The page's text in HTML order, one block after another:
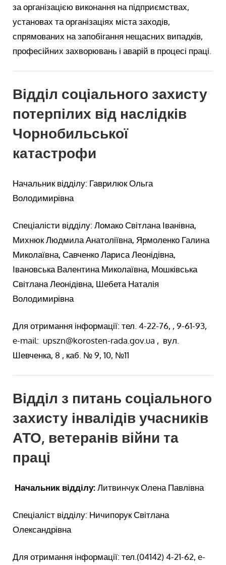
за організацією виконання на підприємствах,
установах та організаціях міста заходів,
спрямованих на запобігання нещасних випадків,
професійних захворювань і аварій в процесі праці.
Відділ соціального захисту
потерпілих від наслідків
Чорнобильської
катастрофи
Начальник відділу: Гаврилюк Ольга
Володимирівна
Спеціалісти відділу: Ломако Світлана Іванівна,
Михнюк Людмила Анатоліївна, Ярмоленко Галина
Миколаївна, Савченко Лариса Леонідівна,
Івановська Валентина Миколаївна, Мошківська
Світлана Леонідівна, Шебета Наталія
Володимирівна
Для отримання інформації: тел. 4-22-76, , 9-61-93,
e-mail: upszn@korosten-rada.gov.ua , вул.
Шевченка, 8 , каб. № 9, 10, №11
Відділ з питань соціального
захисту інвалідів учасників
АТО, ветеранів війни та
праці
Начальник відділу:Литвинчук Олена Павлівна
Спеціаліст відділу: Ничипорук Світлана
Олександрівна
Для отримання інформації: тел.(04142) 4-21-62, e-